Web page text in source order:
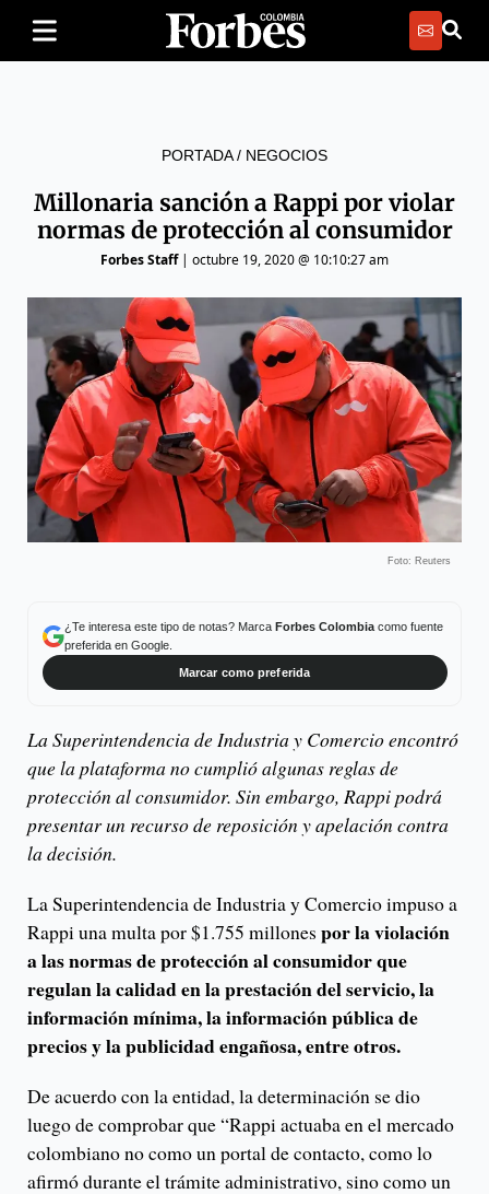
PORTADA/ NEGOCIOS
Millonaria sanción a Rappi por violar
normas de protección al consumidor
Forbes Staff| octubre 19, 2020 @ 10:10:27 am
Foto: Reuters
¿Te interesa este tipo de notas? Marca Forbes Colombiacomo fuente
preferida en Google.
Marcar como preferida
La Superintendencia de Industria y Comercio encontró
que la plataforma no cumplió algunas reglas de
protección al consumidor. Sin embargo, Rappi podrá
presentar un recurso de reposición y apelación contra
la decisión.
La Superintendencia de Industria y Comercio impuso a
Rappi una multa por $1.755 millones por la violación
a las normas de protección al consumidor que
regulan la calidad en la prestación del servicio, la
información mínima, la información pública de
precios y la publicidad engañosa, entre otros.
De acuerdo con la entidad, la determinación se dio
luego de comprobar que “Rappi actuaba en el mercado
colombiano no como un portal de contacto, como lo
afirmó durante el trámite administrativo, sino como un